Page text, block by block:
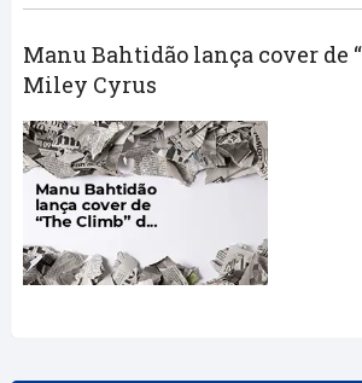
Manu Bahtidão lança cover de
Miley Cyrus